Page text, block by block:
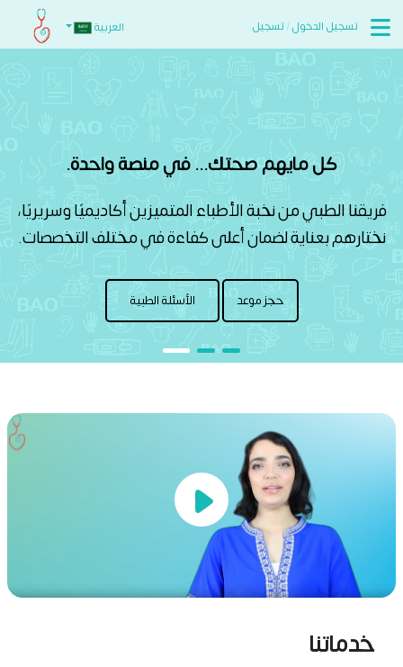
العربية تسجيل الدخول/تسجيل
كل مايهم صحتك... في منصة واحدة.
فريقنا الطبي من نخبة الأطباء المتميزين أكاديميًا وسريريًا،
نختارهم بعناية لضمان أعلى كفاءة في مختلف التخصصات.
حجز موعد الأسئلة الطبية
خدماتنا